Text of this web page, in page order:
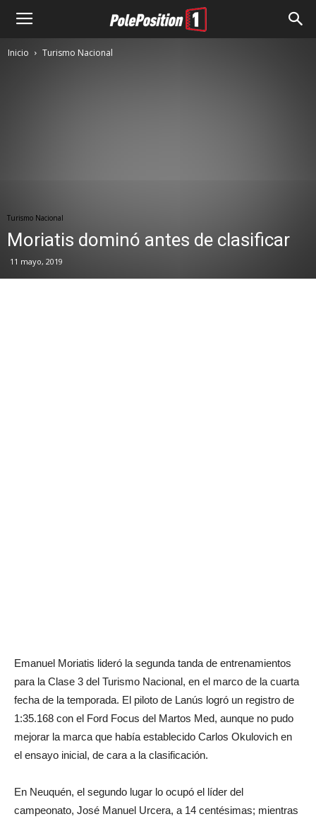
Inicio Turismo Nacional
Turismo Nacional
Moriatis dominó antes de clasificar
11 mayo, 2019
Emanuel Moriatis lideró la segunda tanda de entrenamientos
para la Clase 3 del Turismo Nacional, en el marco de la cuarta
fecha de la temporada. El piloto de Lanús logró un registro de
1:35.168 con el Ford Focus del Martos Med, aunque no pudo
mejorar la marca que había establecido Carlos Okulovich en
el ensayo inicial, de cara a la clasificación.
En Neuquén, el segundo lugar lo ocupó el líder del
campeonato, José Manuel Urcera, a 14 centésimas; mientras